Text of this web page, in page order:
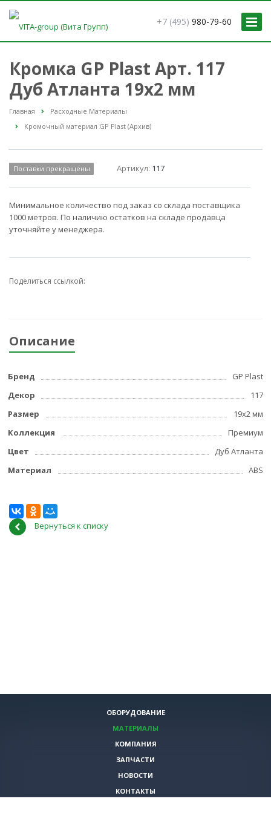
+7 (495) 980-79-60
Кромка GP Plast Арт. 117
Дуб Атланта 19x2 мм
Главная
Расходные Материалы
Кромочный материал GP Plast (Архив)
Поставки прекращены Артикул: 117
Минимальное количество под заказ со склада поставщика
1000 метров. По наличию остатков на складе продавца
уточняйте у менеджера.
Поделиться ссылкой:
Описание
Бренд
GP Plast
Декор
117
Размер
19x2 мм
Коллекция
Премиум
Цвет
Дуб Атланта
Материал
ABS
Вернуться к списку
ОБОРУДОВАНИЕ
МАТЕРИАЛЫ
КОМПАНИЯ
ЗАПЧАСТИ
НОВОСТИ
КОНТАКТЫ